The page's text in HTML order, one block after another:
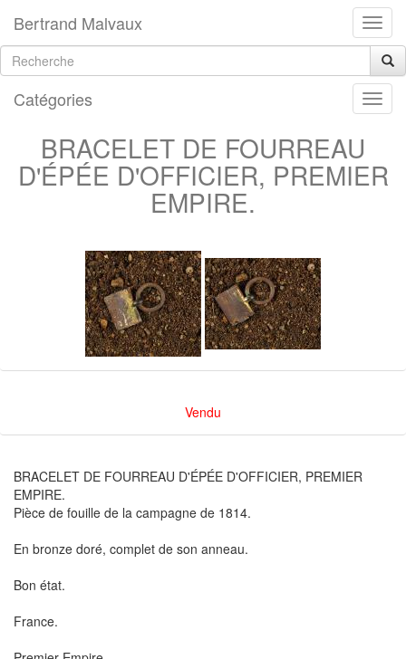
Bertrand Malvaux
Catégories
BRACELET DE FOURREAU
D'ÉPÉE D'OFFICIER, PREMIER
EMPIRE.
Vendu
BRACELET DE FOURREAU D'ÉPÉE D'OFFICIER, PREMIER
EMPIRE.
Pièce de fouille de la campagne de 1814.
En bronze doré, complet de son anneau.
Bon état.
France.